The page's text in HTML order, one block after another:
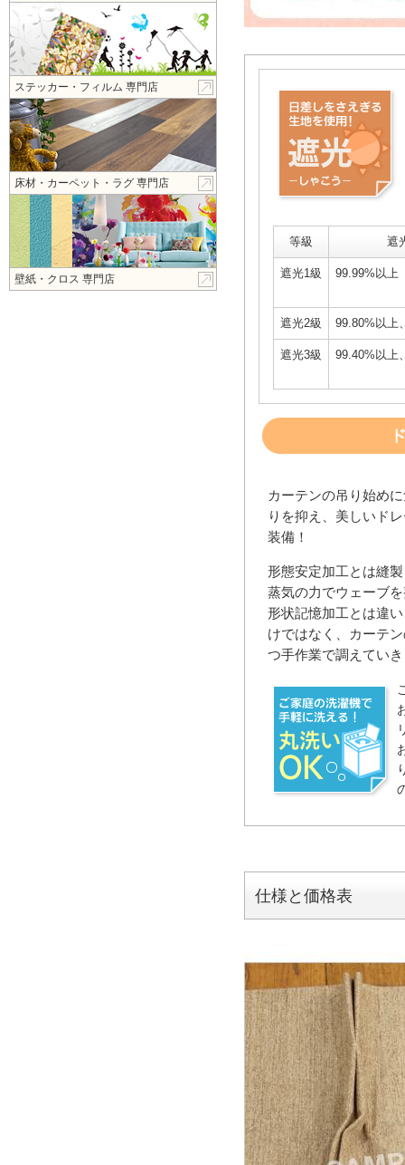
等級 遮
遮光1級 99.99%以上
遮光2級 99.80%以上
遮光3級 99.40%以上
カーテンの吊り始め
りを抑え、美しいド
装備！
形態安定加工とは縫
蒸気の力でウェーブ
形状記憶加工とは違
けではなく、カーテ
つ手作業で調えてい
仕様と価格表
ステッカー・フィルム 専門店
床材・カーペット・ラグ 専門店
壁紙・クロス 専門店